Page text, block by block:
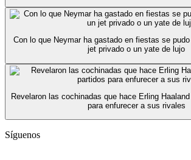
Con lo que Neymar ha gastado en fiestas se
jet privado o un yate de lujo
Revelaron las cochinadas que hace Erling
para enfurecer a sus rivales
Síguenos